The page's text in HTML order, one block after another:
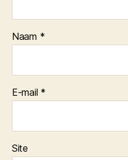
Naam *
E-mail *
Site